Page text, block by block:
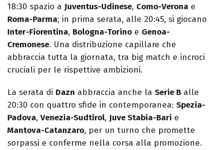
18:30 spazio a Juventus-Udinese, Como-Verona e
Roma-Parma; in prima serata, alle 20:45, si giocano
Inter-Fiorentina, Bologna-Torino e Genoa-
Cremonese. Una distribuzione capillare che
abbraccia tutta la giornata, tra big match e incroci
cruciali per le rispettive ambizioni.
La serata di Dazn abbraccia anche la Serie B alle
20:30 con quattro sfide in contemporanea: Spezia-
Padova, Venezia-Sudtirol, Juve Stabia-Bari e
Mantova-Catanzaro, per un turno che promette
sorpassi e conferme nella corsa alla promozione.